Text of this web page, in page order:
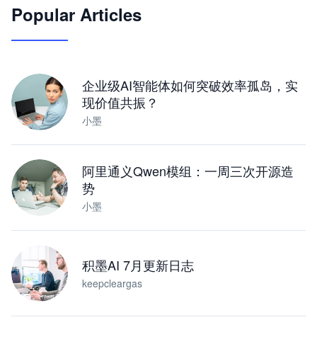
JimoClaw 桌面 AI Agent 工作台
Popular Articles
企业级AI智能体如何突破效率孤岛，实
现价值共振？
小墨
阿里通义Qwen模组：一周三次开源造
势
小墨
积墨AI 7月更新日志
keepcleargas